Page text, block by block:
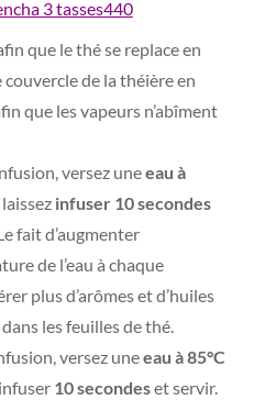
que le thé se replace en
couvercle de la théière en
que les vapeurs n’abîment
versez uneeau à
infuser 10 secondes
fait d’augmenter
de l’eau à chaque
plus d’arômes et d’huiles
les feuilles de thé.
versez uneeau à 85°C
10 secondeset servir.